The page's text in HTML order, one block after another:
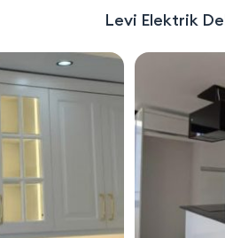
Levi Elektrik